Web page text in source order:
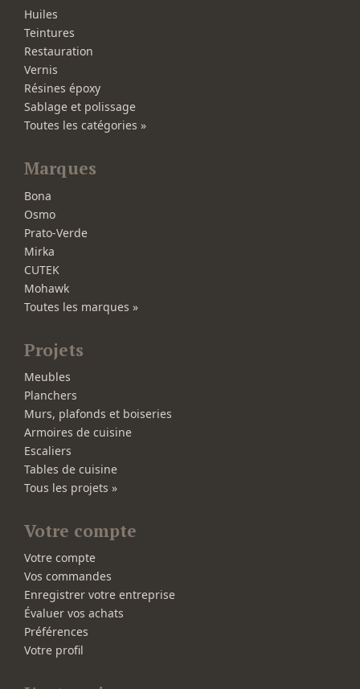
Huiles
Teintures
Restauration
Vernis
Résines époxy
Sablage et polissage
Toutes les catégories »
Marques
Bona
Osmo
Prato-Verde
Mirka
CUTEK
Mohawk
Toutes les marques »
Projets
Meubles
Planchers
Murs, plafonds et boiseries
Armoires de cuisine
Escaliers
Tables de cuisine
Tous les projets »
Votre compte
Votre compte
Vos commandes
Enregistrer votre entreprise
Évaluer vos achats
Préférences
Votre profil